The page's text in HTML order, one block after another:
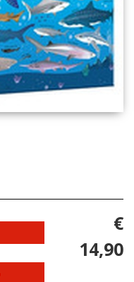
€
14,90